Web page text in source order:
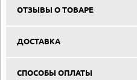
ОТЗЫВЫ О ТОВАРЕ
ДОСТАВКА
СПОСОБЫ ОПЛАТЫ